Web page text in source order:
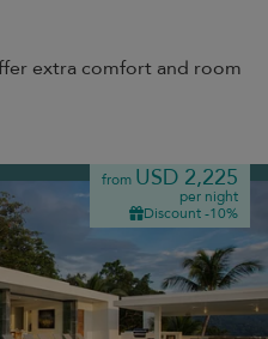
extra comfort and room
from USD 2,225
per night
Discount -10%